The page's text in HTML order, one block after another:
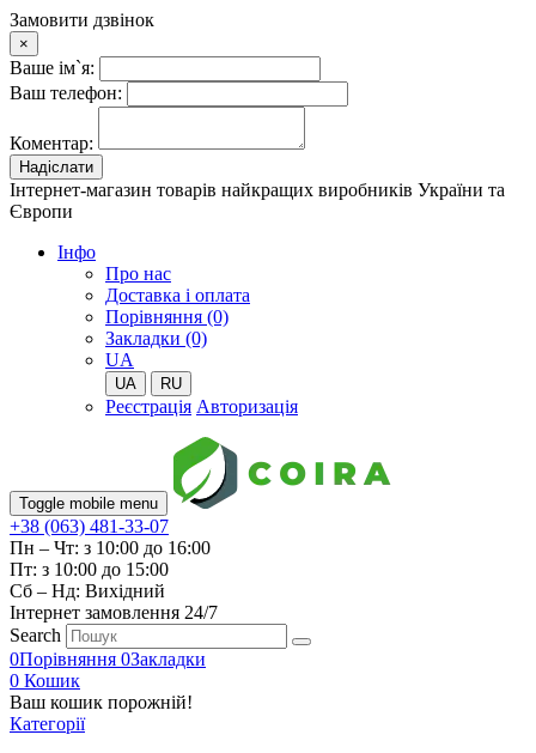
Замовити дзвінок
×
Ваше ім`я:
Ваш телефон:
Коментар:
Надіслати
Інтернет-магазин товарів найкращих виробників України та
Європи
Iнфо
Про нас
Доставка і оплата
Порівняння (0)
Закладки (0)
UA
UA RU
Реєстрація Авторизація
Toggle mobile menu
+38 (063) 481-33-07
Пн – Чт: з 10:00 до 16:00
Пт: з 10:00 до 15:00
Сб – Нд: Вихідний
Інтернет замовлення 24/7
Search
0Порівняння 0Закладки
0 Кошик
Ваш кошик порожній!
Категорії